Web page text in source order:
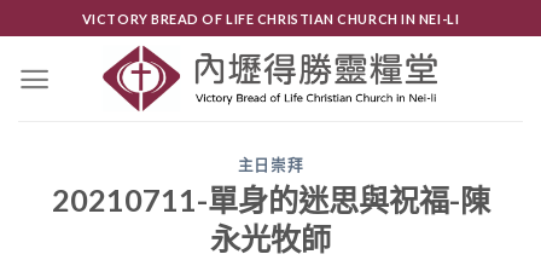
content
VICTORY BREAD OF LIFE CHRISTIAN CHURCH IN NEI-LI
主日崇拜
20210711-單身的迷思與祝福-陳
永光牧師